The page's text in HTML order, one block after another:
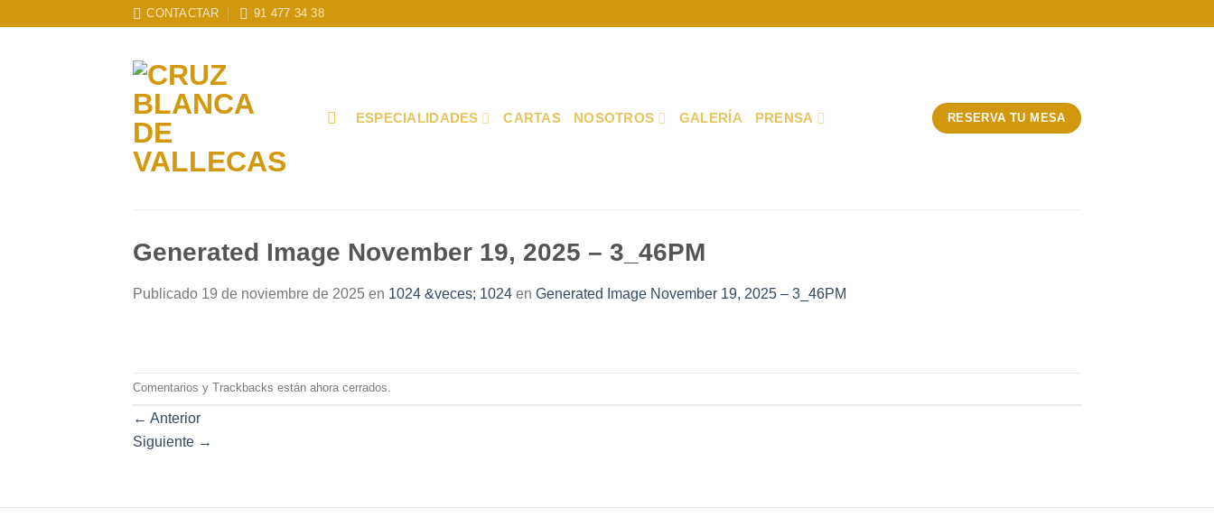
CONTACTAR 91 477 34 38
ESPECIALIDADES CARTAS NOSOTROS GALERÍA PRENSA RESERVA TU MESA
Generated Image November 19, 2025 – 3_46PM
Publicado 19 de noviembre de 2025 en 1024 &veces; 1024 en Generated Image November 19, 2025 – 3_46PM
Comentarios y Trackbacks están ahora cerrados.
← Anterior
Siguiente →